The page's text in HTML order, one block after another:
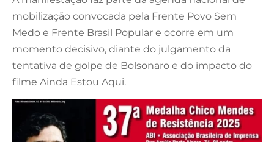
mobilização convocada pela Frente Povo Sem
Medo e Frente Brasil Popular e ocorre em um
momento decisivo, diante do julgamento da
tentativa de golpe de Bolsonaro e do impacto do
filme Ainda Estou Aqui.